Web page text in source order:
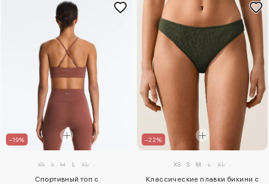
–19%
XS S M L XL
Спортивный топ с
–22%
XS S M L XL
Классические плавки бикини с